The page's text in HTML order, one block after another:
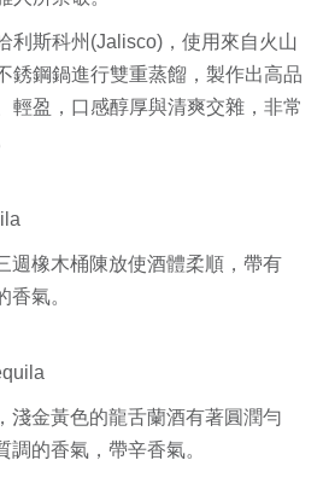
利斯科州(Jalisco)，使用來自火山
銹鋼鍋進行雙重蒸餾，製作出高品
輕盈，口感醇厚與清爽交雜，非常
週橡木桶陳放使酒體柔順，帶有
氣。
淺金黃色的龍舌蘭酒有著圓潤勻
的香氣，帶辛香氣。